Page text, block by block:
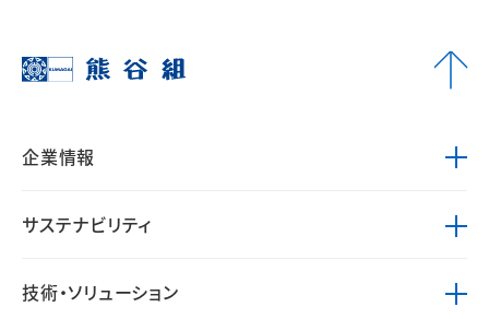
企業情報
サステナビリティ
技術・ソリューション